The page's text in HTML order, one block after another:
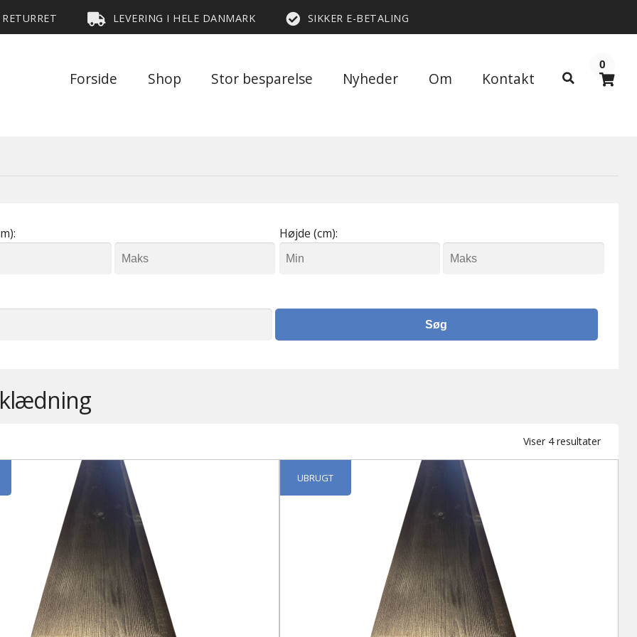
RETURRET LEVERING I HELE DANMARK SIKKER E-BETALING
Forside Shop Stor besparelse Nyheder Om Kontakt
Søg
0
Højde (cm):
Viser 4 resultater
efter
UBRUGT